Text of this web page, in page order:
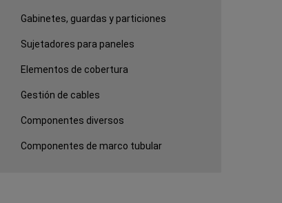
Gabinetes, guardas y particiones
Sujetadores para paneles
Elementos de cobertura
Gestión de cables
Componentes diversos
Componentes de marco tubular